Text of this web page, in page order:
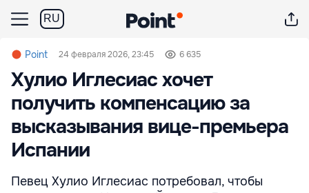
RU
Point 24 февраля 2026, 23:45 6 635
Хулио Иглесиас хочет
получить компенсацию за
высказывания вице-премьера
Испании
Певец Хулио Иглесиас потребовал, чтобы